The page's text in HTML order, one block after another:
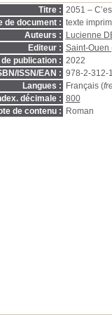
Titre : 2051 –
de document : texte
Auteurs :
Lucienne
Editeur : Saint-Ouen
publication : 2022
ISSN/EAN : 978-2-312-
Langues :
Français (
décimale : 800
de contenu :
Roman